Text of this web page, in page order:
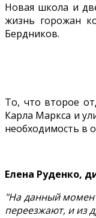
Новая школа и
жизнь горожан
Бердников.
То, что второе
Карла Маркса и
необходимость в
Елена Руденко,
"На данный
переезжают, и из